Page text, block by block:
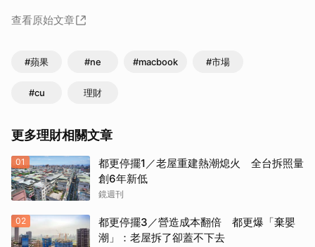
查看原始文章
#蘋果 #ne #macbook #市場
#cu 理財
更多理財相關文章
01
都更停擺1／老屋重建熱潮熄火 全台拆照量
創6年新低
鏡週刊
02
都更停擺3／營造成本翻倍 都更爆「棄嬰
潮」：老屋拆了卻蓋不下去